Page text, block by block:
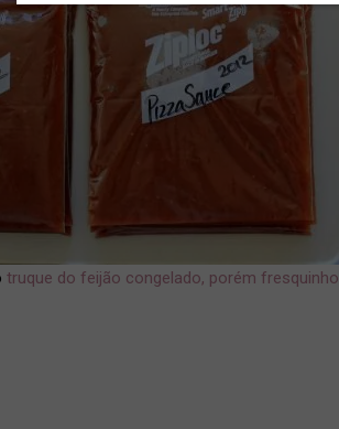
truque do feijão congelado, porém fresquinho